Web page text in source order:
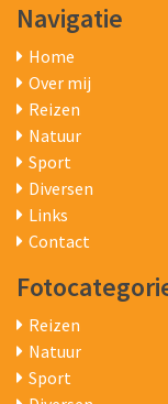
Navigatie
Home
Over mij
Reizen
Natuur
Sport
Diversen
Links
Contact
Reizen
Natuur
Sport